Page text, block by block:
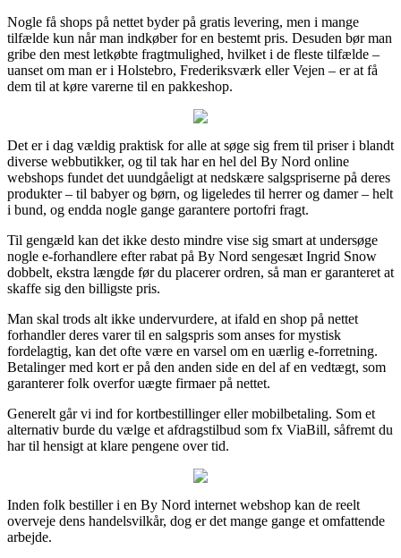
Nogle få shops på nettet byder på gratis levering, men i mange
tilfælde kun når man indkøber for en bestemt pris. Desuden bør man
gribe den mest letkøbte fragtmulighed, hvilket i de fleste tilfælde –
uanset om man er i Holstebro, Frederiksværk eller Vejen – er at få
dem til at køre varerne til en pakkeshop.
Det er i dag vældig praktisk for alle at søge sig frem til priser i blandt
diverse webbutikker, og til tak har en hel del By Nord online
webshops fundet det uundgåeligt at nedskære salgspriserne på deres
produkter – til babyer og børn, og ligeledes til herrer og damer – helt
i bund, og endda nogle gange garantere portofri fragt.
Til gengæld kan det ikke desto mindre vise sig smart at undersøge
nogle e-forhandlere efter rabat på By Nord sengesæt Ingrid Snow
dobbelt, ekstra længde før du placerer ordren, så man er garanteret at
skaffe sig den billigste pris.
Man skal trods alt ikke undervurdere, at ifald en shop på nettet
forhandler deres varer til en salgspris som anses for mystisk
fordelagtig, kan det ofte være en varsel om en uærlig e-forretning.
Betalinger med kort er på den anden side en del af en vedtægt, som
garanterer folk overfor uægte firmaer på nettet.
Generelt går vi ind for kortbestillinger eller mobilbetaling. Som et
alternativ burde du vælge et afdragstilbud som fx ViaBill, såfremt du
har til hensigt at klare pengene over tid.
Inden folk bestiller i en By Nord internet webshop kan de reelt
overveje dens handelsvilkår, dog er det mange gange et omfattende
arbejde.